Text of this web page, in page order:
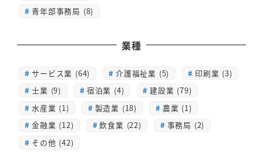
青年部事務局 (8)
業種
サービス業 (64) 介護福祉業 (5)
印刷業 (3)
士業 (9)
宿泊業 (4)
建設業 (79)
水産業 (1)
製造業 (18)
農業 (1)
金融業 (12)
飲食業 (22)
事務局 (2)
その他 (42)